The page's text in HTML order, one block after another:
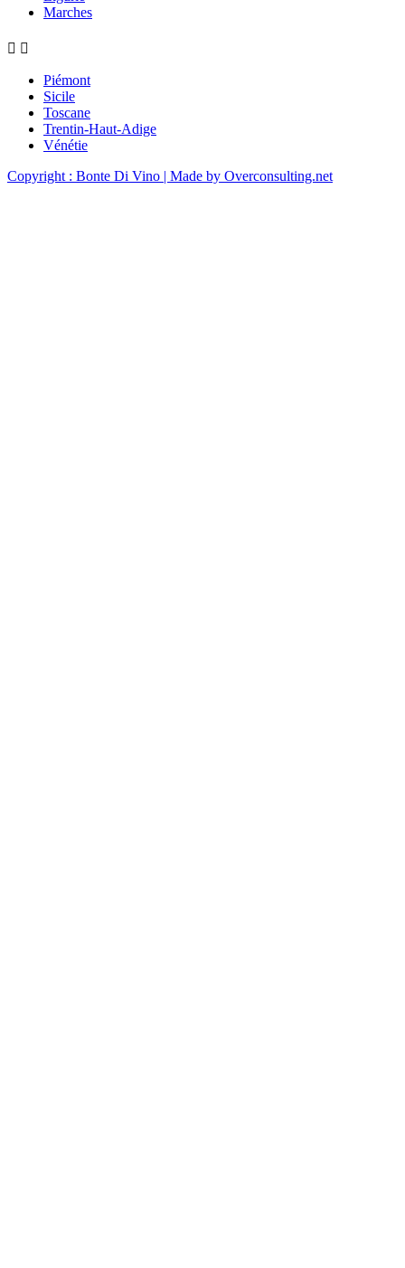
Marches
 
Piémont
Sicile
Toscane
Trentin-Haut-Adige
Vénétie
Copyright : Bonte Di Vino | Made by Overconsulting.net